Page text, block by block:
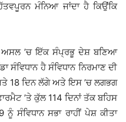
ਮੰਨਿਆ ਜਾਂਦਾ ਹੈ ਕਿਉਂਕਿ
’ਚ ਇੱਕ ਸੰਪ੍ਰਭੂ ਦੇਸ਼ ਬਣਿਆ
ਸੰਵਿਧਾਨ ਹੈ ਸੰਵਿਧਾਨ ਨਿਰਮਾਣ ਦੀ
18 ਦਿਨ ਲੱਗੇ ਅਤੇ ਇਸ ’ਚ ਲਗਭਗ
’ਤੇ ਕੁੱਲ 114 ਦਿਨਾਂ ਤੱਕ ਬਹਿਸ
ਸੰਵਿਧਾਨ ਸਭਾ ਰਾਹੀਂ ਪੇਸ਼ ਕੀਤਾ